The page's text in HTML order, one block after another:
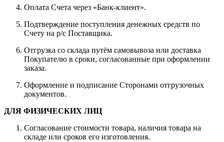
Оплата Счета через «Банк-клиент».
Подтверждение поступления денежных средств по
Счету на р/с Поставщика.
Отгрузка со склада путём самовывоза или доставка
Покупателю в сроки, согласованные при оформлении
заказа.
Оформление и подписание Сторонами отгрузочных
документов.
ДЛЯ ФИЗИЧЕСКИХ ЛИЦ
Согласование стоимости товара, наличия товара на
складе или сроков его изготовления.